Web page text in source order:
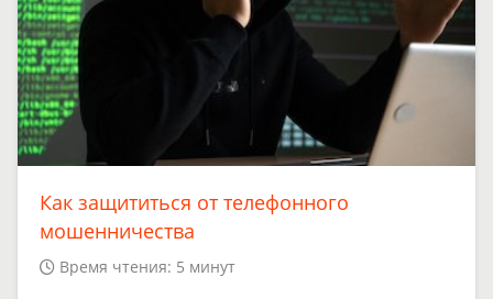
Как защититься от телефонного
мошенничества
Время чтения: 5 минут